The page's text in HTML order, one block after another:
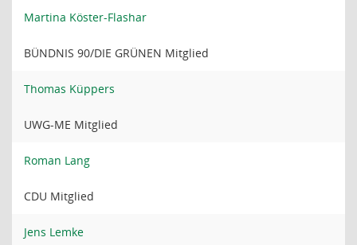
Martina Köster-Flashar
BÜNDNIS 90/DIE GRÜNEN Mitglied
Thomas Küppers
UWG-ME Mitglied
Roman Lang
CDU Mitglied
Jens Lemke